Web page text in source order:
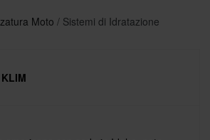
Moto Sistemi di Idratazione
KLIM